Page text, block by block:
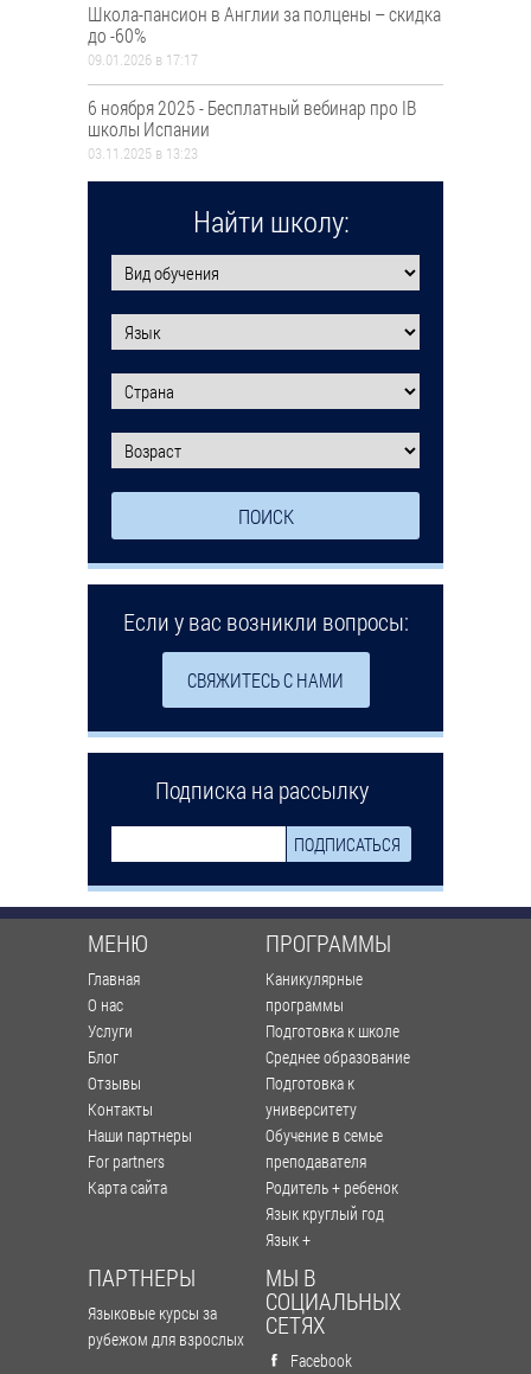
Школа-пансион в Англии за полцены – скидка
до -60%
09.01.2026 в 17:17
6 ноября 2025 - Бесплатный вебинар про ІВ
школы Испании
03.11.2025 в 13:23
Найти школу:
Если у вас возникли вопросы:
СВЯЖИТЕСЬ С НАМИ
Подписка на рассылку
МЕНЮ
Главная
О нас
Услуги
Блог
Отзывы
Контакты
Наши партнеры
For partners
Карта сайта
ПРОГРАММЫ
Каникулярные
программы
Подготовка к школе
Среднее образование
Подготовка к
университету
Обучение в семье
преподавателя
Родитель + ребенок
Язык круглый год
Язык +
ПАРТНЕРЫ
Языковые курсы за
рубежом для взрослых
МЫ В
СОЦИАЛЬНЫХ
СЕТЯХ
Facebook